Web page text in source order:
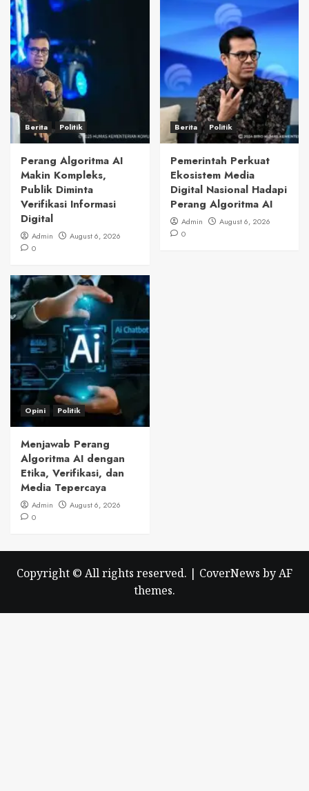
Berita Politik
Perang Algoritma AI
Makin Kompleks,
Publik Diminta
Verifikasi Informasi
Digital
Admin
August 6, 2026
0
Berita Politik
Pemerintah Perkuat
Ekosistem Media
Digital Nasional Hadapi
Perang Algoritma AI
Admin
August 6, 2026
0
Opini Politik
Menjawab Perang
Algoritma AI dengan
Etika, Verifikasi, dan
Media Tepercaya
Admin
August 6, 2026
0
Copyright © All rights reserved. | CoverNews by AF
themes.